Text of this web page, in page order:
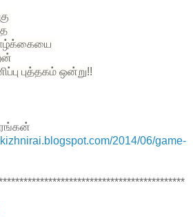
புத்தகம் ஒன்று!!
ரங்கன்
2014/06/game-